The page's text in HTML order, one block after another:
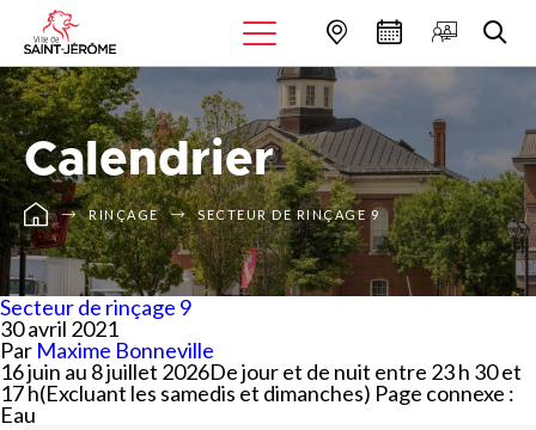
Calendrier
RINÇAGE SECTEUR DE RINÇAGE 9
Secteur de rinçage 9
30 avril 2021
Par Maxime Bonneville
16 juin au 8 juillet 2026De jour et de nuit entre 23 h 30 et
17 h(Excluant les samedis et dimanches) Page connexe :
Eau